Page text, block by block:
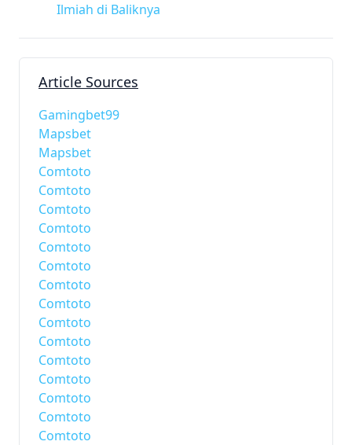
Ilmiah di Baliknya
Article Sources
Gamingbet99
Mapsbet
Mapsbet
Comtoto
Comtoto
Comtoto
Comtoto
Comtoto
Comtoto
Comtoto
Comtoto
Comtoto
Comtoto
Comtoto
Comtoto
Comtoto
Comtoto
Comtoto